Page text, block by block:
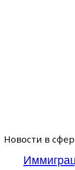
Новости в